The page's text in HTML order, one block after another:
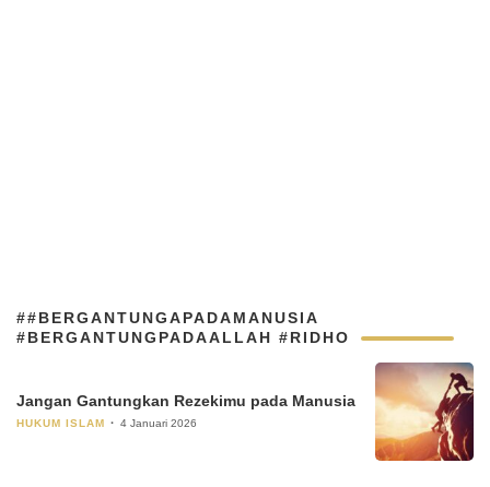
##BERGANTUNGAPADAMANUSIA
#BERGANTUNGPADAALLAH #RIDHO
Jangan Gantungkan Rezekimu pada Manusia
HUKUM ISLAM 4 Januari 2026